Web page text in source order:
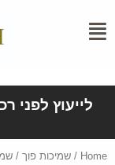
לייעוץ לפני
Home
/ שמיכות פוך /